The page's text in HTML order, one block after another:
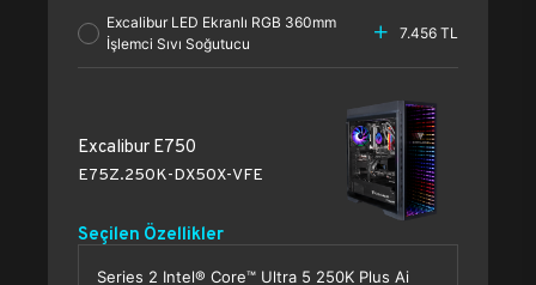
Excalibur LED Ekranlı RGB 360mm
İşlemci Sıvı Soğutucu
7.456 TL
Excalibur E750
E75Z.250K-DX50X-VFE
Seçilen Özellikler
Series 2 Intel® Core™ Ultra 5 250K Plus Ai